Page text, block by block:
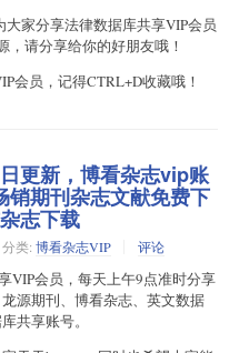
大家分享法律数据库共享VIP会员
，请分享给你的好朋友哦！
会员，记得CTRL+D收藏哦！
更新，博看杂志vip账
销期刊杂志文献免费下
志下载
分类: 博看杂志VIP 评论
VIP会员，每天上午9点准时分享
源期刊、博看杂志、英文数据
共享账号。